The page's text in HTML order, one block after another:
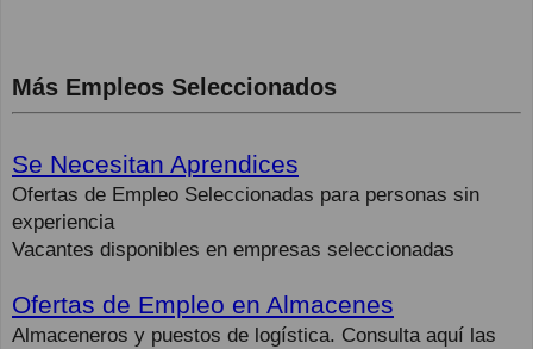
Más Empleos Seleccionados
Se Necesitan Aprendices
Ofertas de Empleo Seleccionadas para personas sin
experiencia
Vacantes disponibles en empresas seleccionadas
Ofertas de Empleo en Almacenes
Almaceneros y puestos de logística. Consulta aquí las